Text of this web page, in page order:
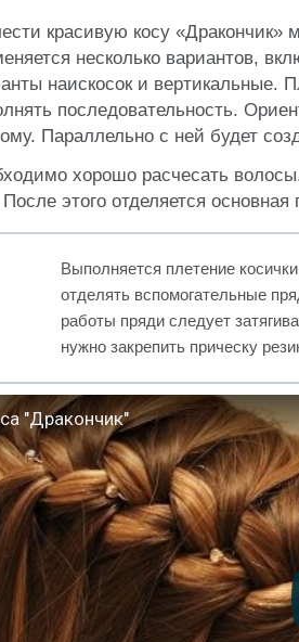
красивую косу
несколько вариантов,
наискосок и вертикальные.
последовательность.
Параллельно с ней будет
хорошо расчесать
этого отделяется
Выполняется плетение
отделять вспомогательные
работы пряди следует
нужно закрепить прическу
"Дракончик"